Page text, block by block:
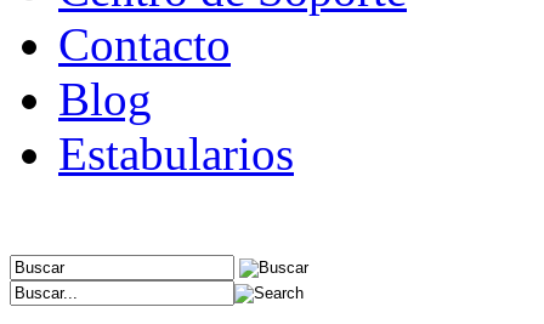
Contacto
Blog
Estabularios